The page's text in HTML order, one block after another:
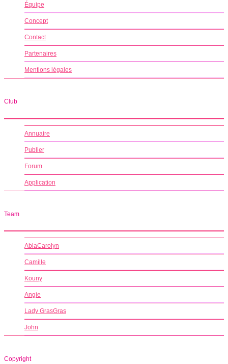
Équipe
Concept
Contact
Partenaires
Mentions légales
Club
Annuaire
Publier
Forum
Application
Team
AblaCarolyn
Camille
Kouny
Angie
Lady GrasGras
John
Copyright